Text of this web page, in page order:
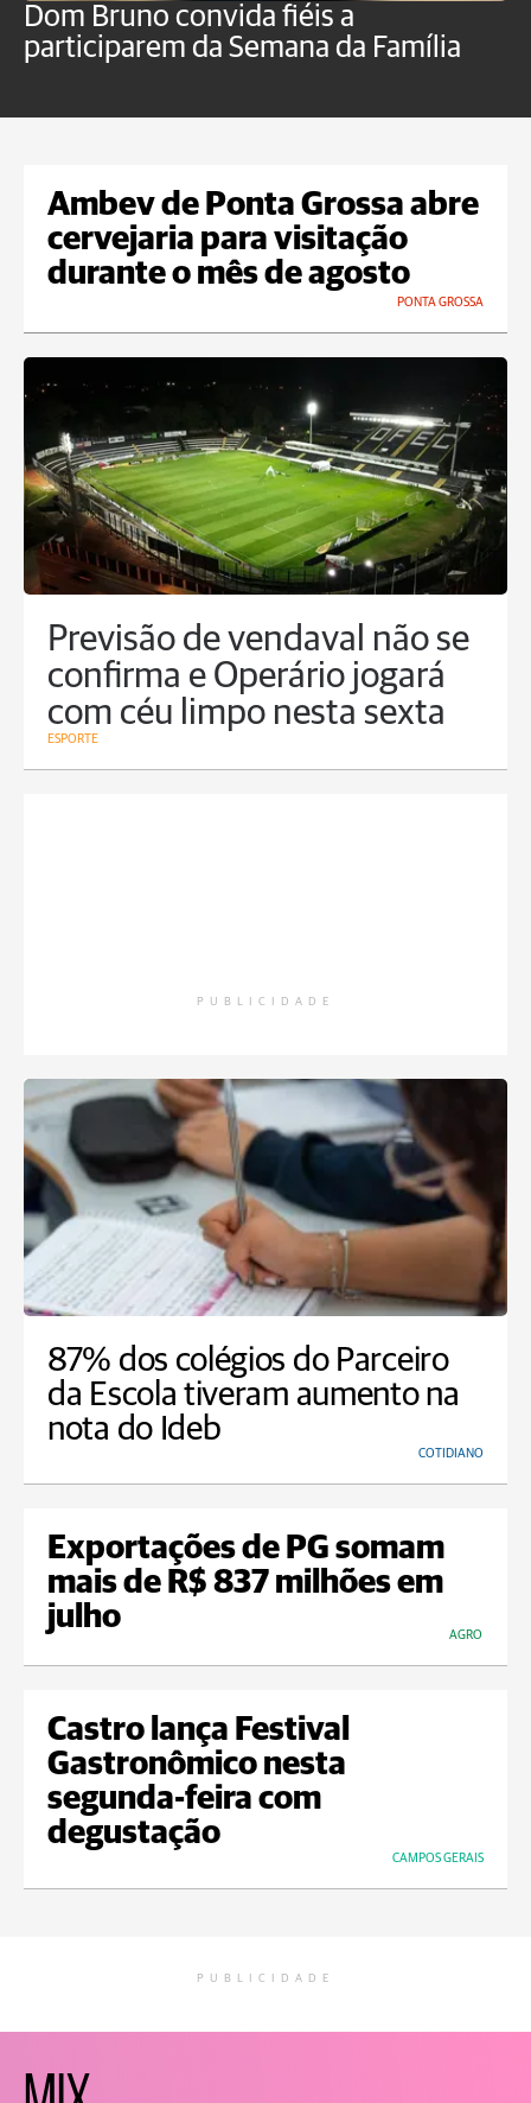
Dom Bruno convida fiéis a
participarem da Semana da Família
Ambev de Ponta Grossa abre
cervejaria para visitação
durante o mês de agosto
PONTA GROSSA
Previsão de vendaval não se
confirma e Operário jogará
com céu limpo nesta sexta
ESPORTE
PUBLICIDADE
87% dos colégios do Parceiro
da Escola tiveram aumento na
nota do Ideb
COTIDIANO
Exportações de PG somam
mais de R$ 837 milhões em
julho
AGRO
Castro lança Festival
Gastronômico nesta
segunda-feira com
degustação
CAMPOS GERAIS
PUBLICIDADE